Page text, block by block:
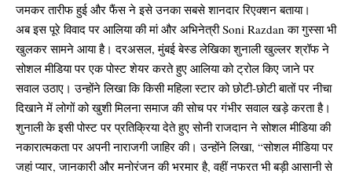
जमकर तारीफ हुई और फैंस ने इसे उनका सबसे शानदार रिएक्शन बताया।
अब इस पूरे विवाद पर आलिया की मां और अभिनेत्री Soni Razdan का गुस्सा भी
खुलकर सामने आया है। दरअसल, मुंबई बेस्ड लेखिका शुनाली खुल्लर श्रॉफ ने
सोशल मीडिया पर एक पोस्ट शेयर करते हुए आलिया को ट्रोल किए जाने पर
सवाल उठाए। उन्होंने लिखा कि किसी महिला स्टार को छोटी-छोटी बातों पर नीचा
दिखाने में लोगों को खुशी मिलना समाज की सोच पर गंभीर सवाल खड़े करता है।
शुनाली के इसी पोस्ट पर प्रतिक्रिया देते हुए सोनी राजदान ने सोशल मीडिया की
नकारात्मकता पर अपनी नाराजगी जाहिर की। उन्होंने लिखा, “सोशल मीडिया पर
जहां प्यार, जानकारी और मनोरंजन की भरमार है, वहीं नफरत भी बड़ी आसानी से